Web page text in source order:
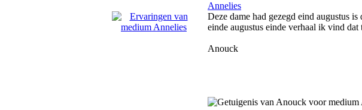
Annelies
Deze dame had gezegd eind augustus
einde augustus einde verhaal ik vind
Anouck